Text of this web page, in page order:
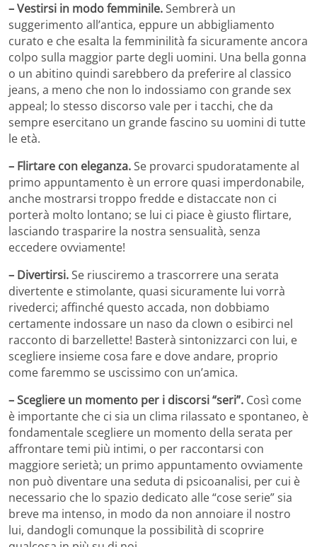
– Vestirsi in modo femminile.Sembrerà un
suggerimento all’antica, eppure un abbigliamento
curato e che esalta la femminilità fa sicuramente ancora
colpo sulla maggior parte degli uomini. Una bella gonna
o un abitino quindi sarebbero da preferire al classico
jeans, a meno che non lo indossiamo con grande sex
appeal; lo stesso discorso vale per i tacchi, che da
sempre esercitano un grande fascino su uomini di tutte
le età.
– Flirtare con eleganza.Se provarci spudoratamente al
primo appuntamento è un errore quasi imperdonabile,
anche mostrarsi troppo fredde e distaccate non ci
porterà molto lontano; se lui ci piace è giusto flirtare,
lasciando trasparire la nostra sensualità, senza
eccedere ovviamente!
– Divertirsi.Se riusciremo a trascorrere una serata
divertente e stimolante, quasi sicuramente lui vorrà
rivederci; affinché questo accada, non dobbiamo
certamente indossare un naso da clown o esibirci nel
racconto di barzellette! Basterà sintonizzarci con lui, e
scegliere insieme cosa fare e dove andare, proprio
come faremmo se uscissimo con un’amica.
– Scegliere un momento per i discorsi “seri”. Così come
è importante che ci sia un clima rilassato e spontaneo, è
fondamentale scegliere un momento della serata per
affrontare temi più intimi, o per raccontarsi con
maggiore serietà; un primo appuntamento ovviamente
non può diventare una seduta di psicoanalisi, per cui è
necessario che lo spazio dedicato alle “cose serie” sia
breve ma intenso, in modo da non annoiare il nostro
lui, dandogli comunque la possibilità di scoprire